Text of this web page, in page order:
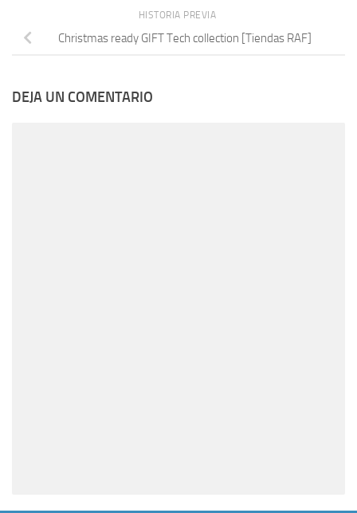
HISTORIA PREVIA
Christmas ready GIFT Tech collection [Tiendas RAF]
DEJA UN COMENTARIO